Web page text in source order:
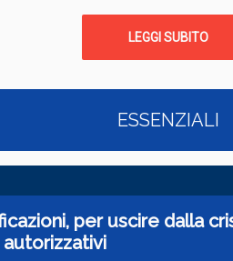
LEGGI SUBITO
ESSENZIALI
per uscire dalla